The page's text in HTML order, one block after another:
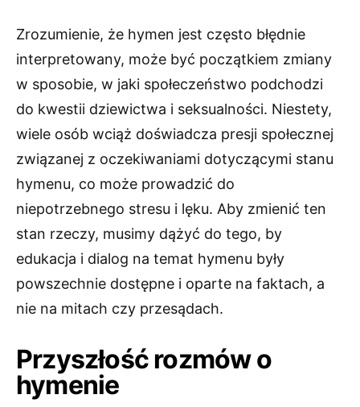
Zrozumienie, że hymen jest często błędnie
interpretowany, może być początkiem zmiany
w sposobie, w jaki społeczeństwo podchodzi
do kwestii dziewictwa i seksualności. Niestety,
wiele osób wciąż doświadcza presji społecznej
związanej z oczekiwaniami dotyczącymi stanu
hymenu, co może prowadzić do
niepotrzebnego stresu i lęku. Aby zmienić ten
stan rzeczy, musimy dążyć do tego, by
edukacja i dialog na temat hymenu były
powszechnie dostępne i oparte na faktach, a
nie na mitach czy przesądach.
Przyszłość rozmów o
hymenie